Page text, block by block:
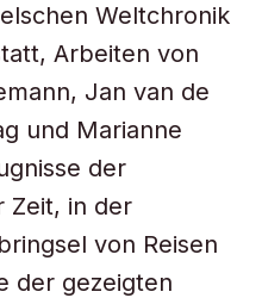
Weltchronik
Arbeiten von
Jan van de
und Marianne
der
Zeit, in der
von Reisen
der gezeigten